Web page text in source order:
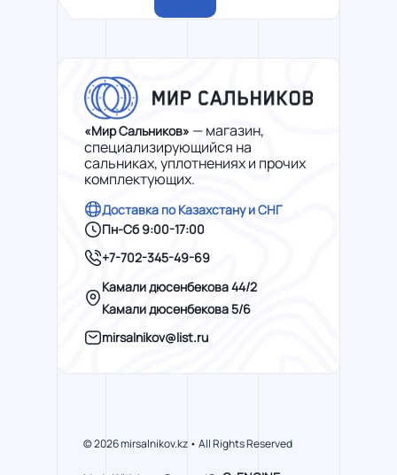
«Мир Сальников» — магазин,
специализирующийся на
сальниках, уплотнениях и прочих
комплектующих.
Доставка по Казахстану и СНГ
Пн-Сб 9:00-17:00
+7-702-345-49-69
Камали дюсенбекова 44/2
Камали дюсенбекова 5/6
mirsalnikov@list.ru
© 2026 mirsalnikov.kz • All Rights Reserved